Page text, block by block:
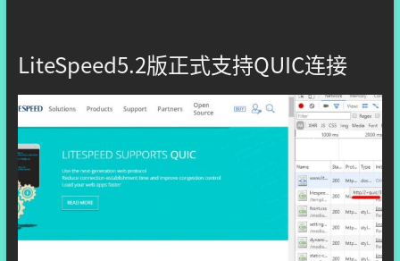
LiteSpeed5.2版正式支持QUIC连接